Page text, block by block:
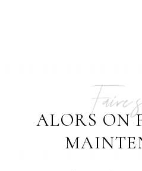
Faire
ALORS ON